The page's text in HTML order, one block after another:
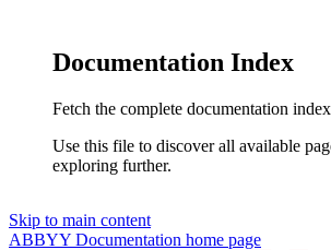
Documentation Index
Fetch the complete documentation
Use this file to discover all available
exploring further.
Skip to main content
ABBYY Documentation home page